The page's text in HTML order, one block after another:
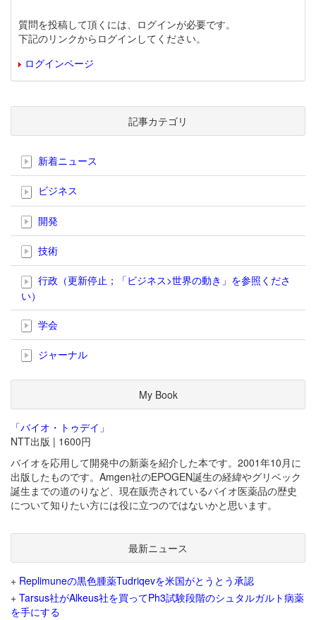
質問を投稿して頂くには、ログインが必要です。
下記のリンクからログインしてください。
ログインページ
記事カテゴリ
新着ニュース
ビジネス
開発
技術
行政（更新停止；「ビジネス>世界の動き」を参照くださ
い）
学会
ジャーナル
My Book
「バイオ・トゥデイ」
NTT出版 | 1600円
バイオを応用して開発中の新薬を紹介した本です。2001年10月に
出版したものです。Amgen社のEPOGEN誕生の経緯やグリベック
誕生までの道のりなど、現在販売されているバイオ医薬品の歴史
について知りたい方には役に立つのではないかと思います。
最新ニュース
+ Replimuneの黒色腫薬Tudriqevを米国がとうとう承認
+ Tarsus社がAlkeus社を買ってPh3試験段階のシュタルガルト病薬
を手にする